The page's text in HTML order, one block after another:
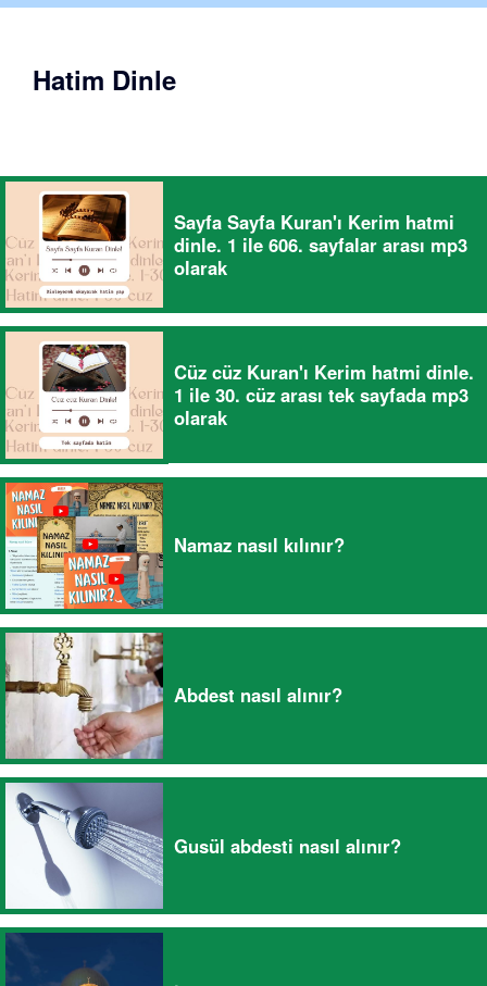
Hatim Dinle
Sayfa Sayfa Kuran'ı Kerim hatmi
dinle. 1 ile 606. sayfalar arası mp3
olarak
Cüz cüz Kuran'ı Kerim hatmi dinle.
1 ile 30. cüz arası tek sayfada mp3
olarak
Namaz nasıl kılınır?
Abdest nasıl alınır?
Gusül abdesti nasıl alınır?